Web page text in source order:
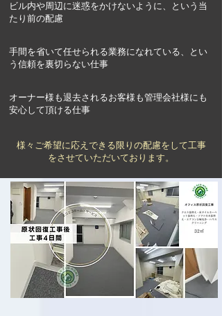
ビル内や周辺に迷惑をかけないように、という当
たり前の配慮
手間を省いて任せられる業務になれている、とい
う信頼を裏切らない仕事
オーナー様も退去されるお客様も管理会社様にも
安心して頂ける仕事
​様々ご希望に応えできる限りの配慮をして工事
をさせていただいております。